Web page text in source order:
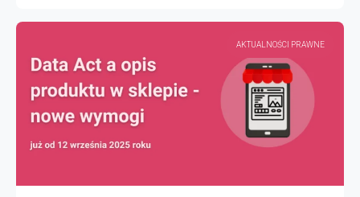
AKTUALNOŚCI PRAWNE